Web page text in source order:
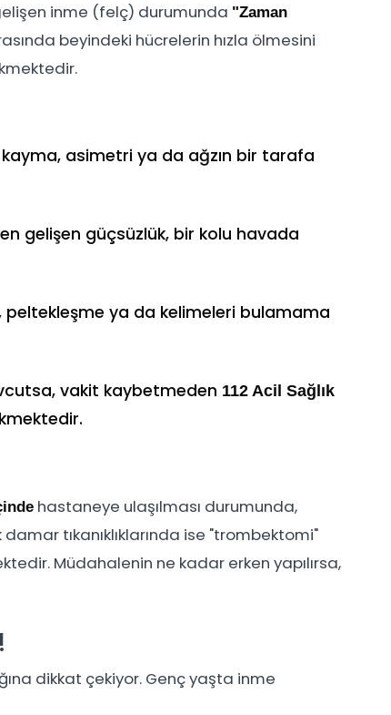
inme (felç) durumunda "Zaman
beyindeki hücrelerin hızla ölmesini
asimetri ya da ağzın bir tarafa
gelişen güçsüzlük, bir kolu havada
ya da kelimeleri bulamama
vakit kaybetmeden 112 Acil Sağlık
hastaneye ulaşılması durumunda,
tıkanıklıklarında ise "trombektomi"
Müdahalenin ne kadar erken yapılırsa,
dikkat çekiyor. Genç yaşta inme